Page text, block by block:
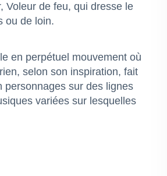
Voleur de feu, qui dresse le
ou de loin.
en perpétuel mouvement où
selon son inspiration, fait
personnages sur des lignes
variées sur lesquelles